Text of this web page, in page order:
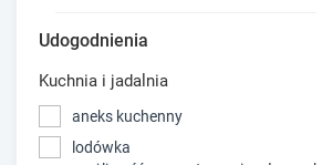
Udogodnienia
Kuchnia i jadalnia
aneks kuchenny
lodówka